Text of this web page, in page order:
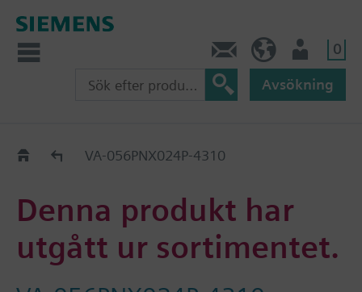
0
Avsökning
Old2NewVA-056PNX024P-4310
Denna produkt har
utgått ur sortimentet.